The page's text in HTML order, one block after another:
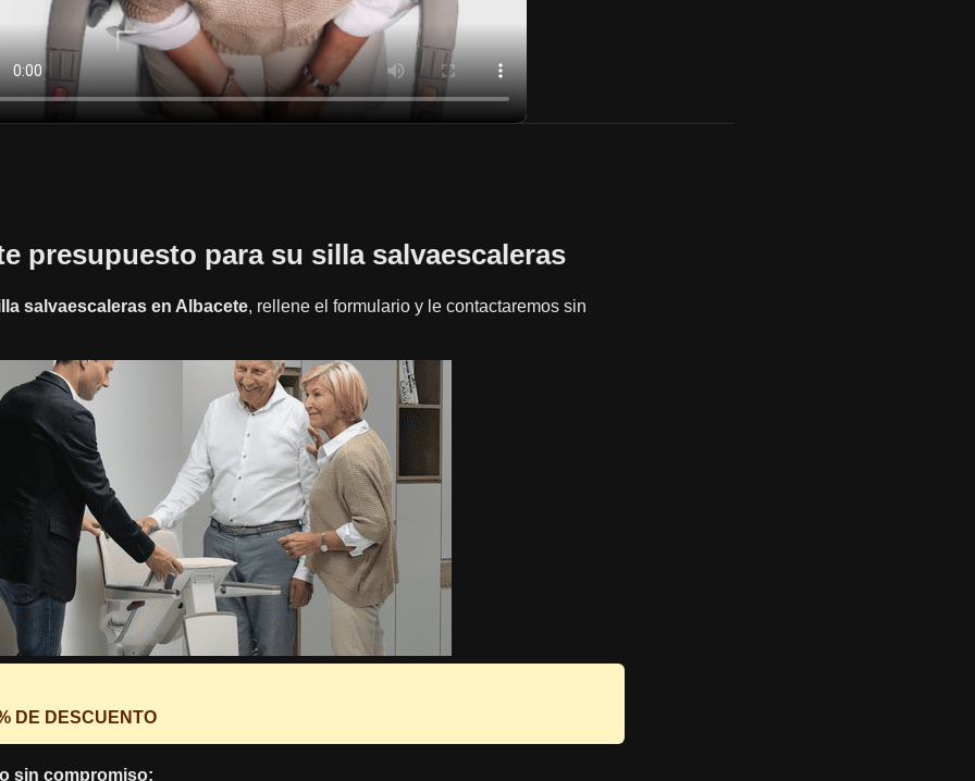
presupuesto para su silla salvaescaleras
salvaescaleras en Albacete, rellene el formulario y le contactaremos sin
DE DESCUENTO
sin compromiso: